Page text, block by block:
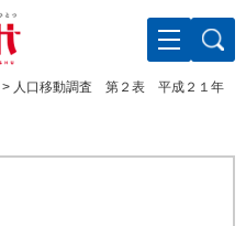
> 人口移動調査 第２表 平成２１年